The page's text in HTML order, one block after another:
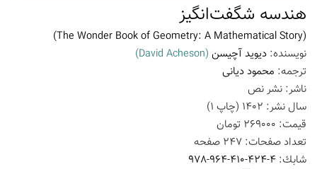
هندسه شگفت‌انگیز
(The Wonder Book of Geometry: A Mathematical Story)
نویسنده: دیوید آچیسن (David Acheson)
ترجمه: محمود دیانی
ناشر: نشر نص
سال نشر: 1402 (چاپ 1
)
قیمت: 269000 تومان
تعداد صفحات: 247 صفحه
شابك: 978-964-410-424-4